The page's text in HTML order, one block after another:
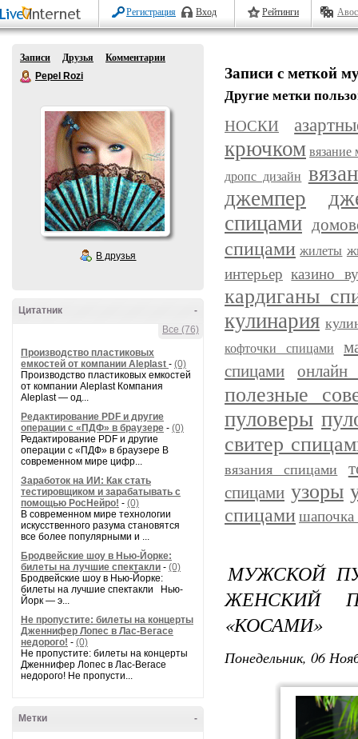
Регистрация Вход Рейтинги
Записи Друзья
Комментарии
Pepel Rozi
В друзья
-
Цитатник
Все (76)
Производство пластиковых
емкостей от компании Aleplast - (0)
Производство пластиковых емкостей
от компании Aleplast Компания
Aleplast — од...
Редактирование PDF и другие
операции с «ПДФ» в браузере - (0)
Редактирование PDF и другие
операции с «ПДФ» в браузере В
современном мире цифр...
Заработок на ИИ: Как стать
тестировщиком и зарабатывать с
помощью РосНейро! - (0)
В современном мире технологии
искусственного разума становятся
все более популярными и ...
Бродвейские шоу в Нью-Йорке:
билеты на лучшие спектакли - (0)
Бродвейские шоу в Нью-Йорке:
билеты на лучшие спектакли Нью-
Йорк — э...
Не пропустите: билеты на концерты
Дженнифер Лопес в Лас-Вегасе
недорого! - (0)
Не пропустите: билеты на концерты
Дженнифер Лопес в Лас-Вегасе
недорого! Не пропусти...
-
Метки
Записи с меткой
Другие метки
НОСКИ
крючком
дропс дизайн
джемпер
спицами
спицами жилеты
интерьер казино
кардиганы
кулинария
кофточки спицами
спицами
онлайн
полезные
пуловеры
свитер
вязания спицами
спицами узоры
спицамишапочка
МУЖСКОЙ
ЖЕНСКИЙ
«КОСАМИ»
Понедельник, 06